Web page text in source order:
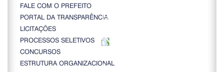
FALE COM O PREFEITO
PORTAL DA TRANSPARÊNCIA
LICITAÇÕES
PROCESSOS SELETIVOS
CONCURSOS
ESTRUTURA ORGANIZACIONAL